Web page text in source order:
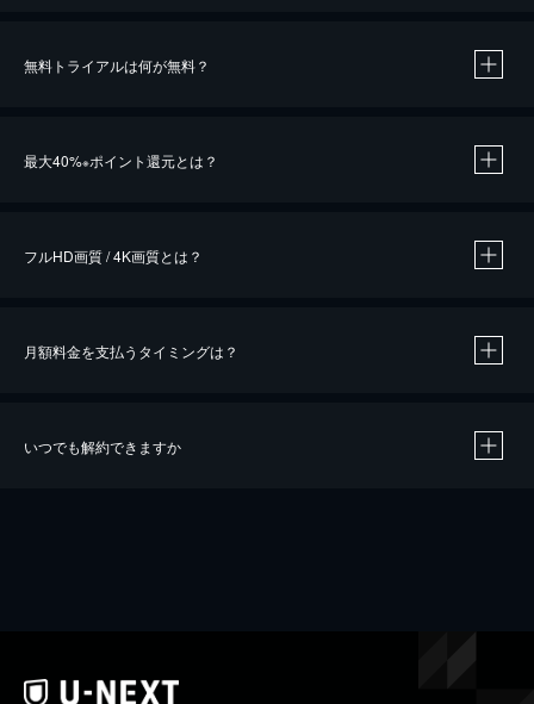
無料トライアルは何が無料？
最大40%※ポイント還元とは？
※40％ポイント還元の対象は、クレジットカード決済による作品の購入 / レンタルです。
フルHD画質 / 4K画質とは？
月額料金を支払うタイミングは？
いつでも解約できますか